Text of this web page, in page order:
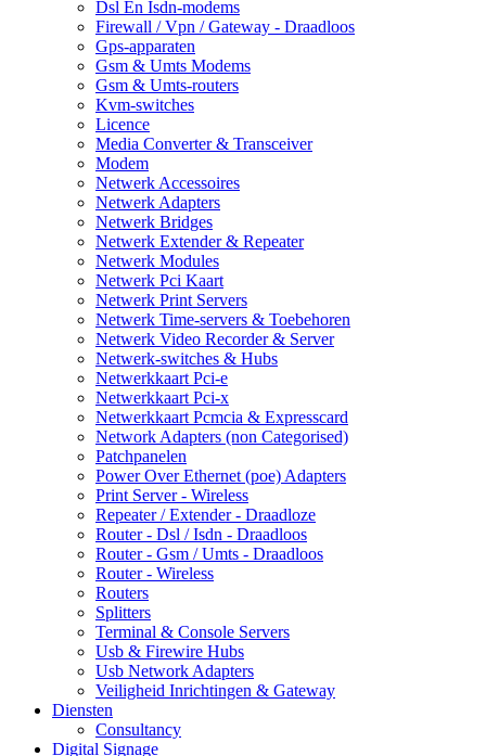
Dsl En Isdn-modems
Firewall / Vpn / Gateway - Draadloos
Gps-apparaten
Gsm & Umts Modems
Gsm & Umts-routers
Kvm-switches
Licence
Media Converter & Transceiver
Modem
Netwerk Accessoires
Netwerk Adapters
Netwerk Bridges
Netwerk Extender & Repeater
Netwerk Modules
Netwerk Pci Kaart
Netwerk Print Servers
Netwerk Time-servers & Toebehoren
Netwerk Video Recorder & Server
Netwerk-switches & Hubs
Netwerkkaart Pci-e
Netwerkkaart Pci-x
Netwerkkaart Pcmcia & Expresscard
Network Adapters (non Categorised)
Patchpanelen
Power Over Ethernet (poe) Adapters
Print Server - Wireless
Repeater / Extender - Draadloze
Router - Dsl / Isdn - Draadloos
Router - Gsm / Umts - Draadloos
Router - Wireless
Routers
Splitters
Terminal & Console Servers
Usb & Firewire Hubs
Usb Network Adapters
Veiligheid Inrichtingen & Gateway
Diensten
Consultancy
Digital Signage